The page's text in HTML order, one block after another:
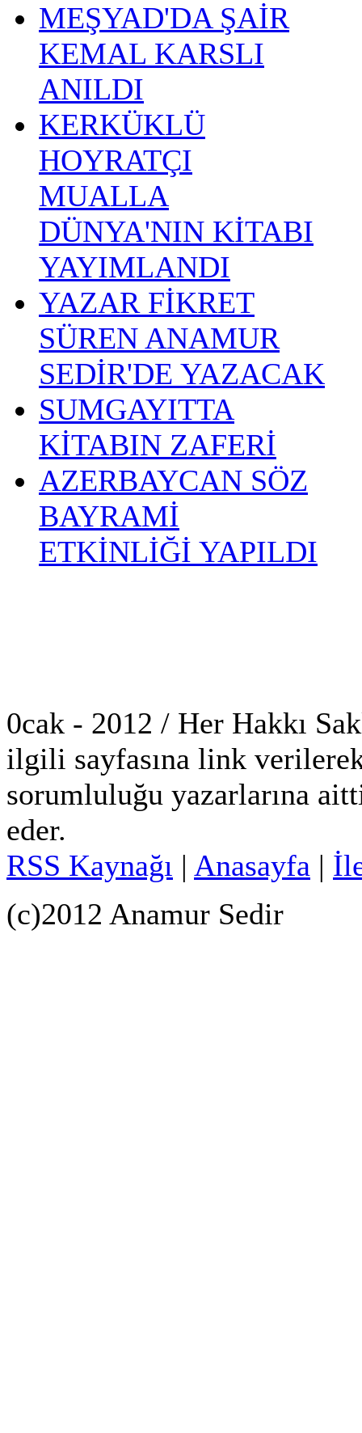
MEŞYAD'DA ŞAİR
KEMAL KARSLI
ANILDI
KERKÜKLÜ
HOYRATÇI
MUALLA
DÜNYA'NIN KİTABI
YAYIMLANDI
YAZAR FİKRET
SÜREN ANAMUR
SEDİR'DE YAZACAK
SUMGAYITTA
KİTABIN ZAFERİ
AZERBAYCAN SÖZ
BAYRAMİ
ETKİNLİĞİ YAPILDI
0cak - 2012 / Her Hakkı
ilgili sayfasına link verilerek
sorumluluğu yazarlarına
eder.
RSS Kaynağı | Anasayfa |
(c)2012 Anamur Sedir